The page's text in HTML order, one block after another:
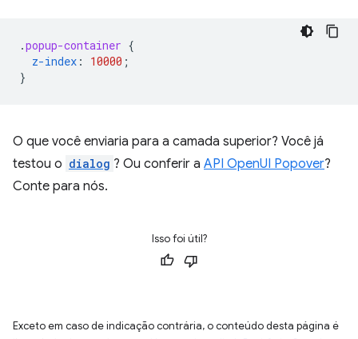
.popup-container {
z-index : 10000 ;
}
O que você enviaria para a camada superior? Você já
testou o dialog ? Ou conferir a API OpenUI Popover?
Conte para nós.
Isso foi útil?
Exceto em caso de indicação contrária, o conteúdo desta página é